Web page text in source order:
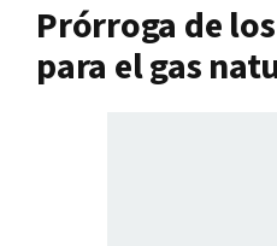
Prórroga de
para el gas